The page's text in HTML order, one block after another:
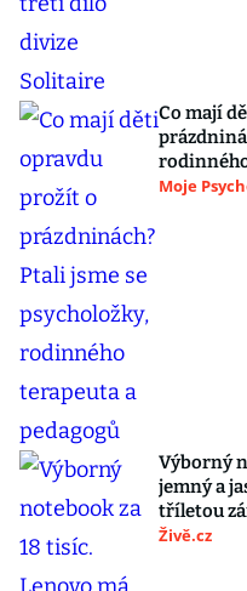
Co mají
Moje
Výborný
jemný a
tříletou
Živě.cz